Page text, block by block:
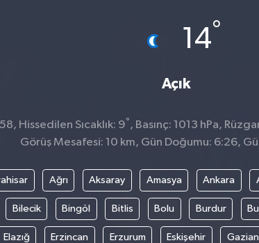
14°
Açık
Hissedilen Sıcaklık: 9° , Basınç: 1013 hPa,
Görüş Mesafesi: 10 km, Gün Doğumu: 6:26,
Ağrı Aksaray Amasya Ankara
Bilecik Bingöl Bitlis Bolu Burdur
Elazığ Erzincan Erzurum Eskişehir